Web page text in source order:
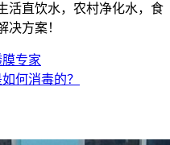
活直饮水，农村净化水，食
决方案！
专家
何消毒的？